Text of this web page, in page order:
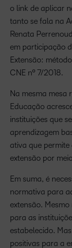
o link de aplicar
tanto se fala na
Renata
em participação
Extensão:
CNE nº 7/2018.
Na mesma
Educação
instituições que
aprendizagem
ativa que permite
extensão por
Em suma, é
normativa para
extensão.
para as
estabelecido.
positivas para a